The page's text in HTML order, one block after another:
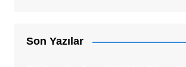
Son Yazılar